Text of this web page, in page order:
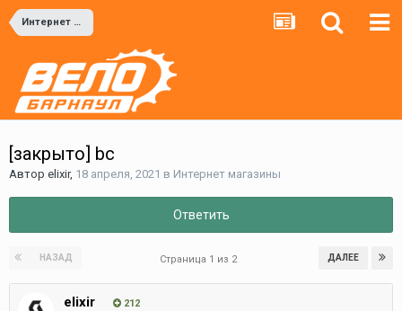
Интернет магазины
[закрыто] bc
Автор elixir, 18 апреля, 2021 в Интернет магазины
Ответить
НАЗАД ДАЛЕЕ
Страница 1 из 2
elixir 212